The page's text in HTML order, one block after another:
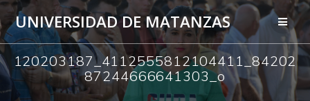
Skip
to
content
UNIVERSIDAD DE MATANZAS
120203187_4112555812104411_84202
87244666641303_o